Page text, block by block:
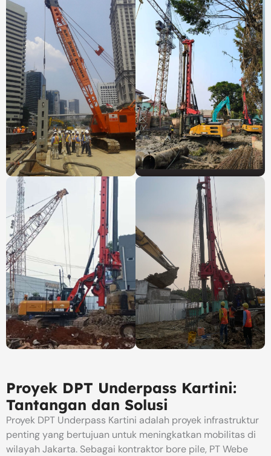
Proyek DPT Underpass Kartini:
Tantangan dan Solusi
​Proyek DPT Underpass Kartini adalah proyek infrastruktur
penting yang bertujuan untuk meningkatkan mobilitas di
wilayah Jakarta. Sebagai kontraktor bore pile, PT Webe